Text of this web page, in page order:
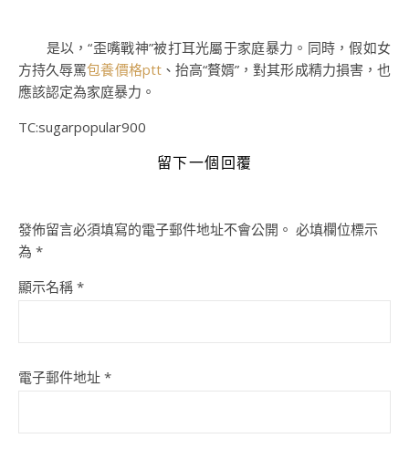
是以，“歪嘴戰神”被打耳光屬于家庭暴力。同時，假如女
方持久辱罵包養價格ptt、抬高“贅婿”，對其形成精力損害，也
應該認定為家庭暴力。
TC:sugarpopular900
留下一個回覆
發佈留言必須填寫的電子郵件地址不會公開。 必填欄位標示
為 *
顯示名稱 *
電子郵件地址 *